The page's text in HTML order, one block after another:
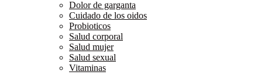
Dolor de garganta
Cuidado de los oidos
Probioticos
Salud corporal
Salud mujer
Salud sexual
Vitaminas